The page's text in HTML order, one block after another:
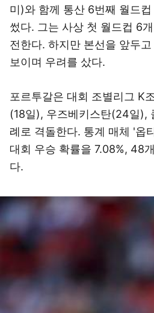
미)와 함께 통산 6번째 월드
썼다. 그는 사상 첫 월드컵 6
전한다. 하지만 본선을 앞두
보이며 우려를 샀다.
포르투갈은 대회 조별리그 K
(18일), 우즈베키스탄(24일),
례로 격돌한다. 통계 매체 '옵
대회 우승 확률을 7.08%, 48
다.